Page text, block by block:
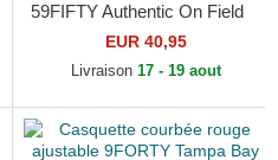
59FIFTY Authentic On Field
Kansas City Royals MLB
New Era
EUR 40,95
Livraison 17 - 19 aout